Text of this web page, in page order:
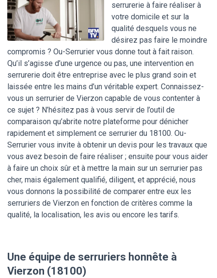
serrurerie à faire réaliser à
votre domicile et sur la
qualité desquels vous ne
désirez pas faire le moindre
compromis ? Ou-Serrurier vous donne tout à fait raison.
Qu’il s’agisse d’une urgence ou pas, une intervention en
serrurerie doit être entreprise avec le plus grand soin et
laissée entre les mains d’un véritable expert. Connaissez-
vous un serrurier de Vierzon capable de vous contenter à
ce sujet ? N’hésitez pas à vous servir de l’outil de
comparaison qu’abrite notre plateforme pour dénicher
rapidement et simplement ce serrurier du 18100. Ou-
Serrurier vous invite à obtenir un devis pour les travaux que
vous avez besoin de faire réaliser ; ensuite pour vous aider
à faire un choix sûr et à mettre la main sur un serrurier pas
cher, mais également qualifié, diligent, et apprécié, nous
vous donnons la possibilité de comparer entre eux les
serruriers de Vierzon en fonction de critères comme la
qualité, la localisation, les avis ou encore les tarifs.
Une équipe de serruriers honnête à
Vierzon (18100)